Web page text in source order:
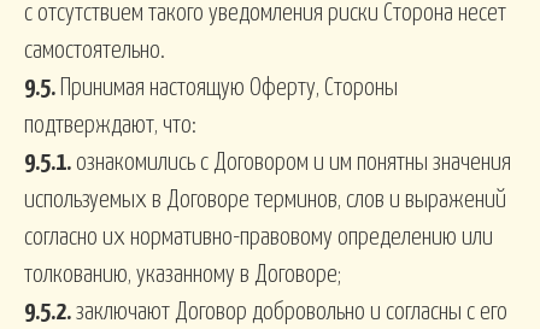
с отсутствием такого уведомления риски Сторона несет
самостоятельно.
9.5. Принимая настоящую Оферту, Стороны
подтверждают, что:
9.5.1. ознакомились с Договором и им понятны значения
используемых в Договоре терминов, слов и выражений
согласно их нормативно-правовому определению или
толкованию, указанному в Договоре;
9.5.2. заключают Договор добровольно и согласны с его